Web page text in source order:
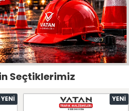
Seçtiklerimiz
YENI YENI